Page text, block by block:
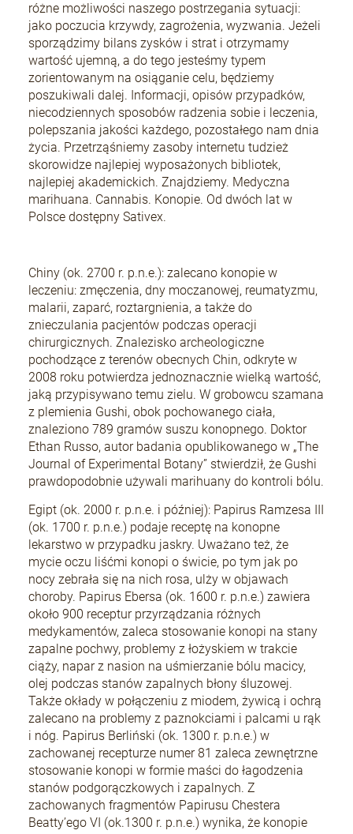
+Speed Auto
19,80 zł
DO KOSZYKA
różne możliwości naszego postrzegania sytuacji:
jako poczucia krzywdy, zagrożenia, wyzwania. Jeżeli
sporządzimy bilans zysków i strat i otrzymamy
wartość ujemną, a do tego jesteśmy typem
zorientowanym na osiąganie celu, będziemy
poszukiwali dalej. Informacji, opisów przypadków,
niecodziennych sposobów radzenia sobie i leczenia,
polepszania jakości każdego, pozostałego nam dnia
życia. Przetrząśniemy zasoby internetu tudzież
skorowidze najlepiej wyposażonych bibliotek,
najlepiej akademickich. Znajdziemy. Medyczna
marihuana. Cannabis. Konopie. Od dwóch lat w
Polsce dostępny Sativex.
Chiny (ok. 2700 r. p.n.e.): zalecano konopie w
leczeniu: zmęczenia, dny moczanowej, reumatyzmu,
malarii, zaparć, roztargnienia, a także do
znieczulania pacjentów podczas operacji
chirurgicznych. Znalezisko archeologiczne
pochodzące z terenów obecnych Chin, odkryte w
2008 roku potwierdza jednoznacznie wielką wartość,
jaką przypisywano temu zielu. W grobowcu szamana
z plemienia Gushi, obok pochowanego ciała,
znaleziono 789 gramów suszu konopnego. Doktor
Ethan Russo, autor badania opublikowanego w „The
Journal of Experimental Botany” stwierdził, że Gushi
prawdopodobnie używali marihuany do kontroli bólu.
Egipt (ok. 2000 r. p.n.e. i później): Papirus Ramzesa III
(ok. 1700 r. p.n.e.) podaje receptę na konopne
lekarstwo w przypadku jaskry. Uważano też, że
mycie oczu liśćmi konopi o świcie, po tym jak po
nocy zebrała się na nich rosa, ulży w objawach
choroby. Papirus Ebersa (ok. 1600 r. p.n.e.) zawiera
około 900 receptur przyrządzania różnych
medykamentów, zaleca stosowanie konopi na stany
zapalne pochwy, problemy z łożyskiem w trakcie
ciąży, napar z nasion na uśmierzanie bólu macicy,
olej podczas stanów zapalnych błony śluzowej.
Także okłady w połączeniu z miodem, żywicą i ochrą
zalecano na problemy z paznokciami i palcami u rąk
i nóg. Papirus Berliński (ok. 1300 r. p.n.e.) w
zachowanej recepturze numer 81 zaleca zewnętrzne
stosowanie konopi w formie maści do łagodzenia
stanów podgorączkowych i zapalnych. Z
zachowanych fragmentów Papirusu Chestera
Beatty’ego VI (ok.1300 r. p.n.e.) wynika, że konopie